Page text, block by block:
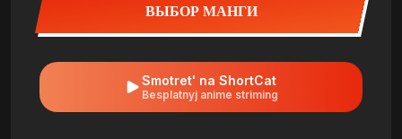
ВЫБОР МАНГИ
Smotret' na ShortCat
Besplatnyj anime striming